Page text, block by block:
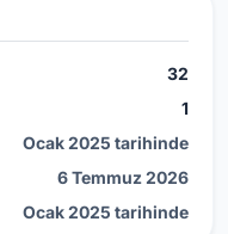
32
1
Ocak 2025 tarihinde
6 Temmuz 2026
Ocak 2025 tarihinde